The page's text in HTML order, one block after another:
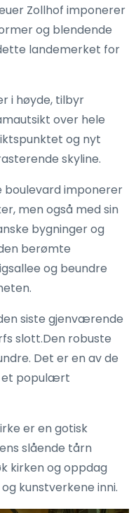
Zollhof imponerer
og blendende
landemerket for
i høyde, tilbyr
over hele
og nyt
skyline.
boulevard imponerer
men også med sin
bygninger og
berømte
og beundre
siste gjenværende
slott.Den robuste
Det er en av de
et populært
er en gotisk
slående tårn
kirken og oppdag
kunstverkene inni.